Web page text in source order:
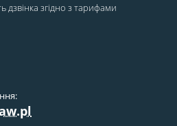
дзвінка згідно з тарифами